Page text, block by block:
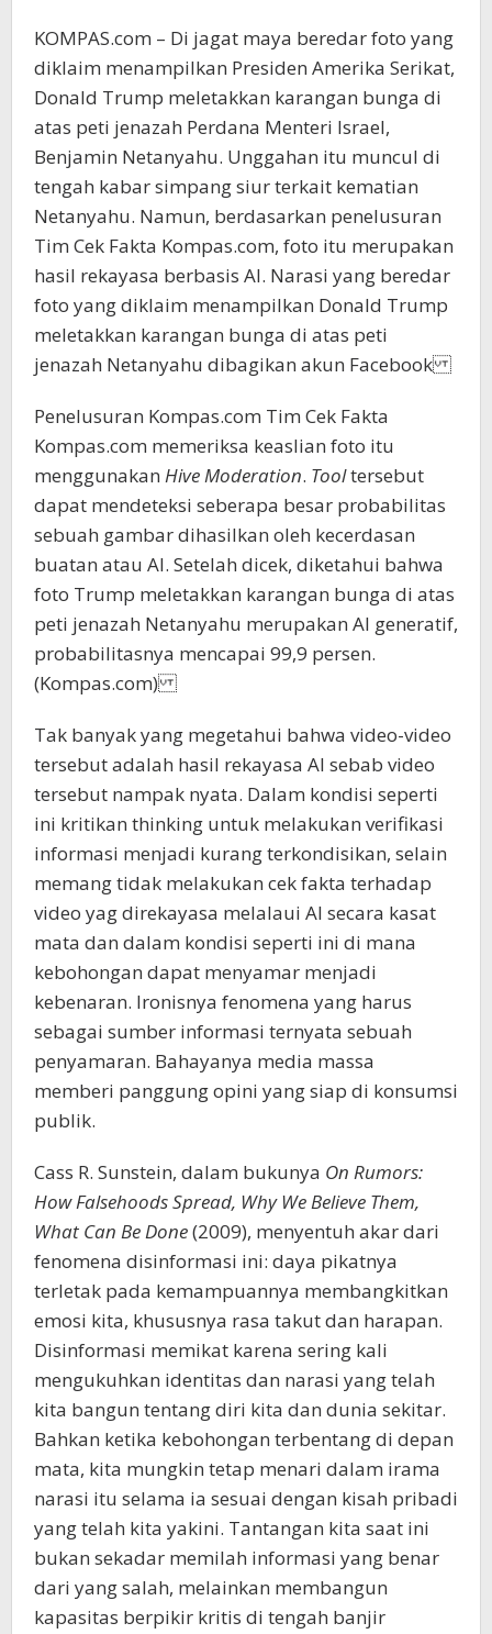
KOMPAS.com – Di jagat maya beredar foto yang
diklaim menampilkan Presiden Amerika Serikat,
Donald Trump meletakkan karangan bunga di
atas peti jenazah Perdana Menteri Israel,
Benjamin Netanyahu. Unggahan itu muncul di
tengah kabar simpang siur terkait kematian
Netanyahu. Namun, berdasarkan penelusuran
Tim Cek Fakta Kompas.com, foto itu merupakan
hasil rekayasa berbasis AI. Narasi yang beredar
foto yang diklaim menampilkan Donald Trump
meletakkan karangan bunga di atas peti
jenazah Netanyahu dibagikan akun Facebook
Penelusuran Kompas.com Tim Cek Fakta
Kompas.com memeriksa keaslian foto itu
menggunakan Hive Moderation. Tooltersebut
dapat mendeteksi seberapa besar probabilitas
sebuah gambar dihasilkan oleh kecerdasan
buatan atau AI. Setelah dicek, diketahui bahwa
foto Trump meletakkan karangan bunga di atas
peti jenazah Netanyahu merupakan AI generatif,
probabilitasnya mencapai 99,9 persen.
(Kompas.com)
Tak banyak yang megetahui bahwa video-video
tersebut adalah hasil rekayasa AI sebab video
tersebut nampak nyata. Dalam kondisi seperti
ini kritikan thinking untuk melakukan verifikasi
informasi menjadi kurang terkondisikan, selain
memang tidak melakukan cek fakta terhadap
video yag direkayasa melalaui AI secara kasat
mata dan dalam kondisi seperti ini di mana
kebohongan dapat menyamar menjadi
kebenaran. Ironisnya fenomena yang harus
sebagai sumber informasi ternyata sebuah
penyamaran. Bahayanya media massa
memberi panggung opini yang siap di konsumsi
publik.
Cass R. Sunstein, dalam bukunya On Rumors:
How Falsehoods Spread, Why We Believe Them,
What Can Be Done(2009), menyentuh akar dari
fenomena disinformasi ini: daya pikatnya
terletak pada kemampuannya membangkitkan
emosi kita, khususnya rasa takut dan harapan.
Disinformasi memikat karena sering kali
mengukuhkan identitas dan narasi yang telah
kita bangun tentang diri kita dan dunia sekitar.
Bahkan ketika kebohongan terbentang di depan
mata, kita mungkin tetap menari dalam irama
narasi itu selama ia sesuai dengan kisah pribadi
yang telah kita yakini. Tantangan kita saat ini
bukan sekadar memilah informasi yang benar
dari yang salah, melainkan membangun
kapasitas berpikir kritis di tengah banjir